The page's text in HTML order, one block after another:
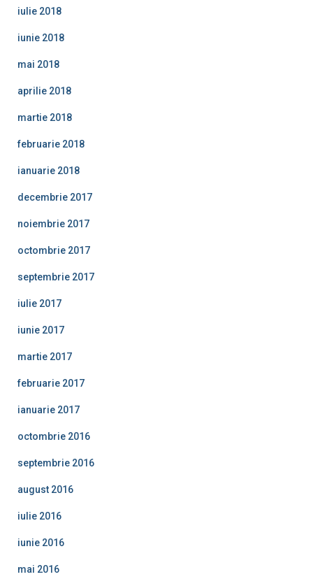
iulie 2018
iunie 2018
mai 2018
aprilie 2018
martie 2018
februarie 2018
ianuarie 2018
decembrie 2017
noiembrie 2017
octombrie 2017
septembrie 2017
iulie 2017
iunie 2017
martie 2017
februarie 2017
ianuarie 2017
octombrie 2016
septembrie 2016
august 2016
iulie 2016
iunie 2016
mai 2016